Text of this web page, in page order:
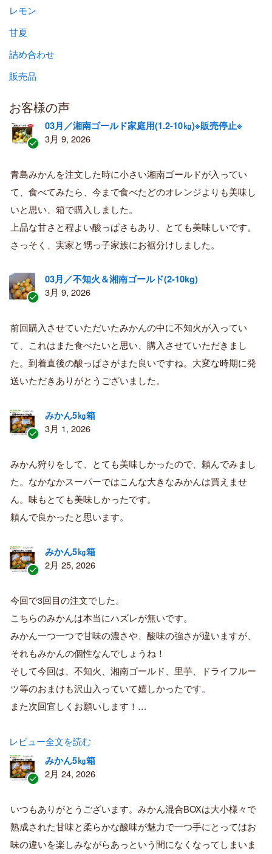
レモン
甘夏
詰め合わせ
販売品
お客様の声
証
済
み
購
者
03月／湘南ゴールド家庭用(1.2-10㎏)※販売停止※
3月 9, 2026
青島みかんを注文した時に小さい湘南ゴールドが入ってい
て、食べてみたら、今まで食べたどのオレンジよりも美味し
いと思い、箱で購入しました。
上品な甘さと程よい酸っぱさもあり、とても美味しいです。
さっそく、実家と甥っ子家族にお裾分けしました。
証
済
み
購
者
03月／不知火＆湘南ゴールド(2-10kg)
3月 9, 2026
前回購入させていただいたみかんの中に不知火が入ってい
て、これはまた食べたいと思い、購入させていただきまし
た。到着直後の酸っぱさがまた良いですね。大変な時期に発
送いただきありがとうございました。
証
済
み
購
者
みかん5㎏箱
3月 1, 2026
みかん狩りをして、とても美味しかったので、頼んでみまし
た。なかなかスーパーではこんな大きなみかんは買えませ
ん。味もとても美味しかったです。
頼んで良かったと思います。
証
済
み
購
者
みかん5㎏箱
2月 25, 2026
今回で3回目の注文でした。
こちらのみかんは本当にハズレが無いです。
みかん一つ一つで甘味の濃さや、酸味の強さが違いますが、
それもみかんの個性なんでしょうね！
そして今回は、不知火、湘南ゴールド、里芋、ドライフルー
ツ等のおまけも沢山入っていて嬉しかったです。
また次回宜しくお願いします！…
レビュー全文を読む
証
済
み
購
みかん5㎏箱
2月 24, 2026
いつもありがとうございます。みかん混合BOXは大小様々で
熟成された甘味と柔らかな酸味が魅力で一つ手にとってはお
味の違いを楽しみながらあっという間になくなってしまいま